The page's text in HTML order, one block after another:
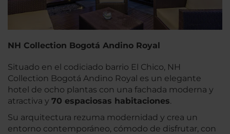
NH Collection Bogotá Andino Royal
Situado en el codiciado barrio El Chico, NH
Collection Bogotá Andino Royal es un elegante
hotel de ocho plantas con una fachada moderna y
atractiva y 70 espaciosas habitaciones.
Su arquitectura rezuma modernidad y crea un
entorno contemporáneo, cómodo de disfrutar, con